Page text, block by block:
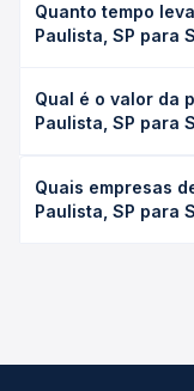
Quanto tempo
Paulista, SP para
SP - TODOS leva
conforme a viação,
duração exata de
Qual é o valor da
Paulista, SP para
para Santos, SP -
varia conforme a
Quais empresas
Paulista, SP para